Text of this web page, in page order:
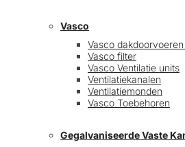
Vasco
Vasco
Vasco filter
Vasco Ventilatie units
Ventilatiekanalen
Ventilatiemonden
Vasco Toebehoren
Gegalvaniseerde Vaste